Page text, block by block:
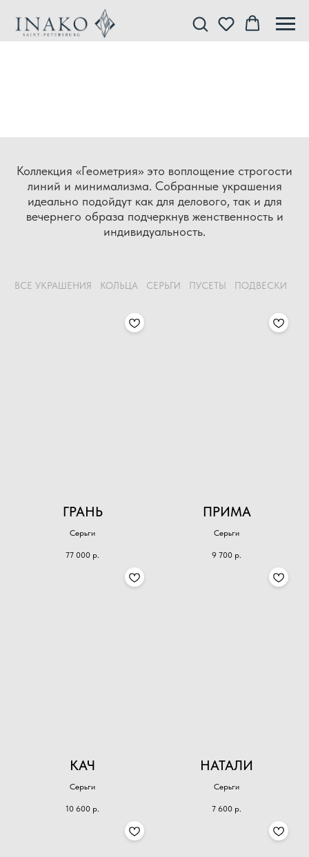
Коллекция «Геометрия» это воплощение строгости
линий и минимализма. Собранные украшения
идеально подойдут как для делового, так и для
вечернего образа подчеркнув женственность и
индивидуальность.
ВСЕ УКРАШЕНИЯ КОЛЬЦА СЕРЬГИ ПУСЕТЫ ПОДВЕСКИ
ГРАНЬ
Серьги
77 000 р.
ПРИМА
Серьги
9 700 р.
КАЧ
Серьги
10 600 р.
НАТАЛИ
Серьги
7 600 р.